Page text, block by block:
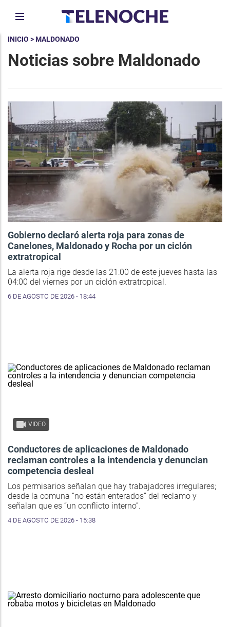
INICIO > MALDONADO
Noticias sobre Maldonado
Gobierno declaró alerta roja para zonas de
Canelones, Maldonado y Rocha por un ciclón
extratropical
La alerta roja rige desde las 21:00 de este jueves hasta las
04:00 del viernes por un ciclón extratropical.
6 DE AGOSTO DE 2026 - 18:44
VIDEO
Conductores de aplicaciones de Maldonado
reclaman controles a la intendencia y denuncian
competencia desleal
Los permisarios señalan que hay trabajadores irregulares;
desde la comuna “no están enterados” del reclamo y
señalan que es “un conflicto interno”.
4 DE AGOSTO DE 2026 - 15:38